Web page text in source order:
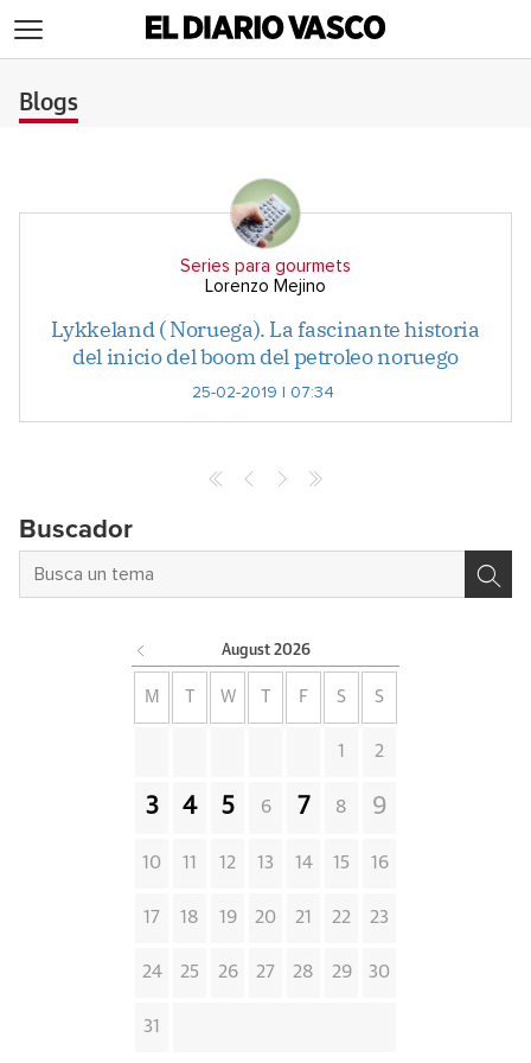
Blogs
Series para gourmets
Lorenzo Mejino
Lykkeland ( Noruega). La fascinante historia
del inicio del boom del petroleo noruego
25-02-2019 | 07:34
Buscador
August 2026
M W F S S
1 2
3 4 5 6 7 8 9
10 11 12 13 14 15 16
17 18 19 20 21 22 23
24 25 26 27 28 29 30
31